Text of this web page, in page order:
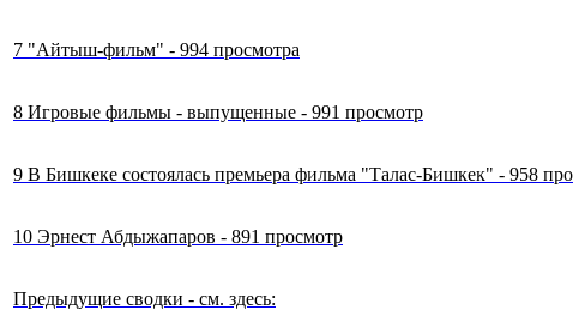
7 "Айтыш-фильм" - 994 просмотра
8 Игровые фильмы - выпущенные - 991 просмотр
9 В Бишкеке состоялась премьера фильма "Талас-Бишкек" - 958
10 Эрнест Абдыжапаров - 891 просмотр
Предыдущие сводки - см. здесь: